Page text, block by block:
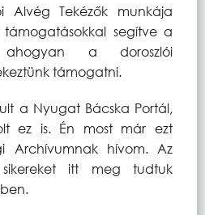
Alvég Tekézők munkája
segítve a
ahogyan a doroszlói
támogatni.
a Nyugat Bácska Portál,
ez is. Én most már ezt
Archívumnak hívom. Az
itt meg tudtuk